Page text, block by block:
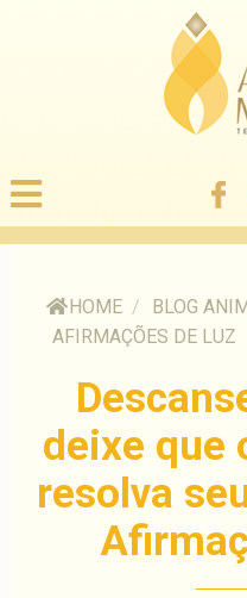
HOME / BLOG
AFIRMAÇÕES DE LUZ
deixe que
resolva